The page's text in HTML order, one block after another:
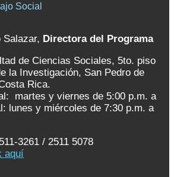
Social
Salazar, Directora del Programa
de Ciencias Sociales, 5to. piso
la Investigación, San Pedro de
Rica.
martes y viernes de 5:00 p.m. a
lunes y miércoles de 7:30 p.m. a
3261 / 2511 5078
aquí